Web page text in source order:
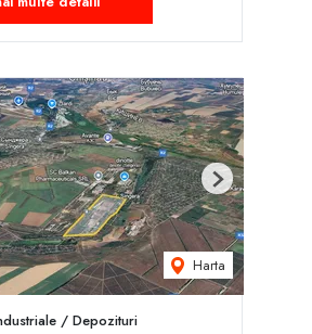
Harta
Next
/ Depozituri